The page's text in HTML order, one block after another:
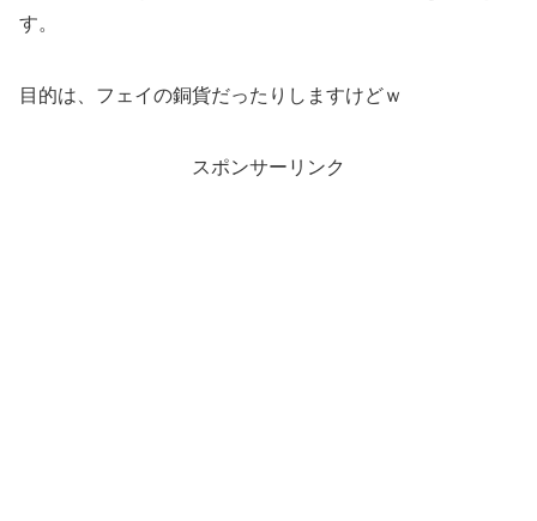
す。
目的は、フェイの銅貨だったりしますけどｗ
スポンサーリンク